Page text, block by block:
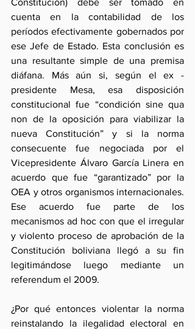
Constitución) debe ser tomado en
cuenta en la contabilidad de los
períodos efectivamente gobernados por
ese Jefe de Estado. Esta conclusión es
una resultante simple de una premisa
diáfana. Más aún si, según el ex -
presidente Mesa, esa disposición
constitucional fue “condición sine qua
non de la oposición para viabilizar la
nueva Constitución” y si la norma
consecuente fue negociada por el
Vicepresidente Álvaro García Linera en
acuerdo que fue “garantizado” por la
OEA y otros organismos internacionales.
Ese acuerdo fue parte de los
mecanismos ad hoc con que el irregular
y violento proceso de aprobación de la
Constitución boliviana llegó a su fin
legitimándose luego mediante un
referendum el 2009.
¿Por qué entonces violentar la norma
reinstalando la ilegalidad electoral en